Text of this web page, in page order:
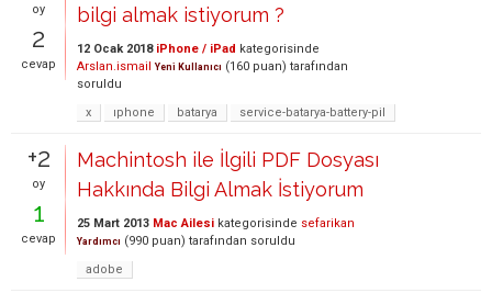
oy
2
cevap
bilgi almak istiyorum ?
12 Ocak 2018 iPhone / iPad kategorisinde
Arslan.ismail Yeni Kullanıcı (160 puan) tarafından
soruldu
x
ıphone batarya service-batarya-battery-pil
+2
oy
1
cevap
Machintosh ile İlgili PDF Dosyası
Hakkında Bilgi Almak İstiyorum
25 Mart 2013 Mac Ailesi kategorisinde sefarikan
Yardımcı (990 puan) tarafından soruldu
adobe